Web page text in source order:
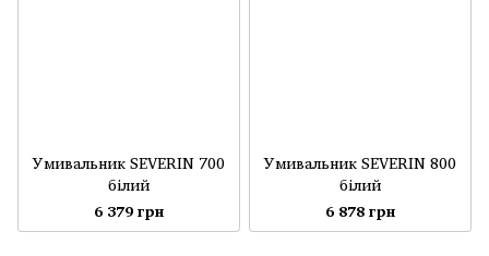
Умивальник SEVERIN 700
білий
6 379 грн
Умивальник SEVERIN 800
білий
6 878 грн